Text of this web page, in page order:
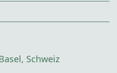
Schweiz